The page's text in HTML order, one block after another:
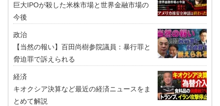
巨大IPOが殺した米株市場と世界金融市場の
今後
政治
【当然の報い】百田尚樹参院議員：暴行罪と
脅迫罪で訴えられる
経済
キオクシア決算など最近の経済ニュースをま
とめて解説